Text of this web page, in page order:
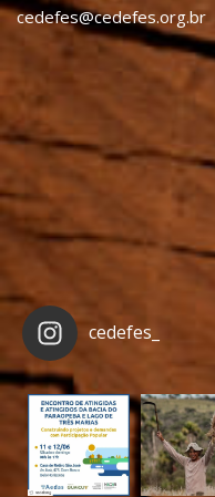
cedefes@cedefes.org.br
cedefes_